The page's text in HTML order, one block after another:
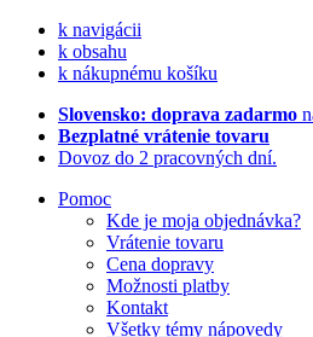
k navigácii
k obsahu
k nákupnému košíku
Slovensko: doprava zadarmo
Bezplatné vrátenie tovaru
Dovoz do 2 pracovných dní.
Pomoc
Kde je moja objednávka?
Vrátenie tovaru
Cena dopravy
Možnosti platby
Kontakt
Všetky témy nápovedy